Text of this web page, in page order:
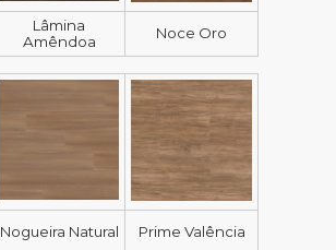
Lâmina
Amêndoa
Noce Oro
Nogueira Natural Prime Valência